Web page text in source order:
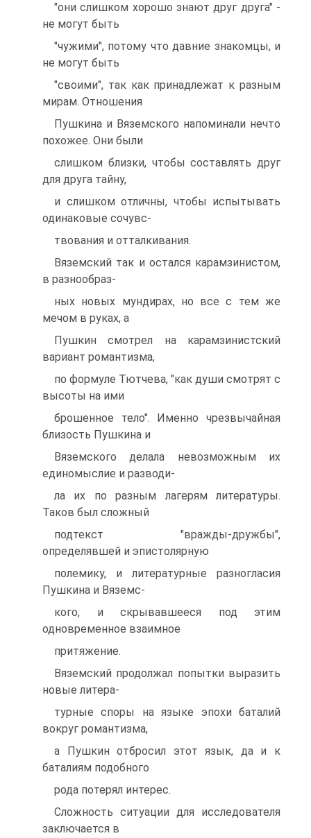
"они слишком хорошо знают друг друга" -
не могут быть
"чужими", потому что давние знакомцы, и
не могут быть
"своими", так как принадлежат к разным
мирам. Отношения
Пушкина и Вяземского напоминали нечто
похожее. Они были
слишком близки, чтобы составлять друг
для друга тайну,
и слишком отличны, чтобы испытывать
одинаковые сочувс-
твования и отталкивания.
Вяземский так и остался карамзинистом,
в разнообраз-
ных новых мундирах, но все с тем же
мечом в руках, а
Пушкин смотрел на карамзинистский
вариант романтизма,
по формуле Тютчева, "как души смотрят с
высоты на ими
брошенное тело". Именно чрезвычайная
близость Пушкина и
Вяземского делала невозможным их
единомыслие и разводи-
ла их по разным лагерям литературы.
Таков был сложный
подтекст "вражды-дружбы",
определявшей и эпистолярную
полемику, и литературные разногласия
Пушкина и Вяземс-
кого, и скрывавшееся под этим
одновременное взаимное
притяжение.
Вяземский продолжал попытки выразить
новые литера-
турные споры на языке эпохи баталий
вокруг романтизма,
а Пушкин отбросил этот язык, да и к
баталиям подобного
рода потерял интерес.
Сложность ситуации для исследователя
заключается в